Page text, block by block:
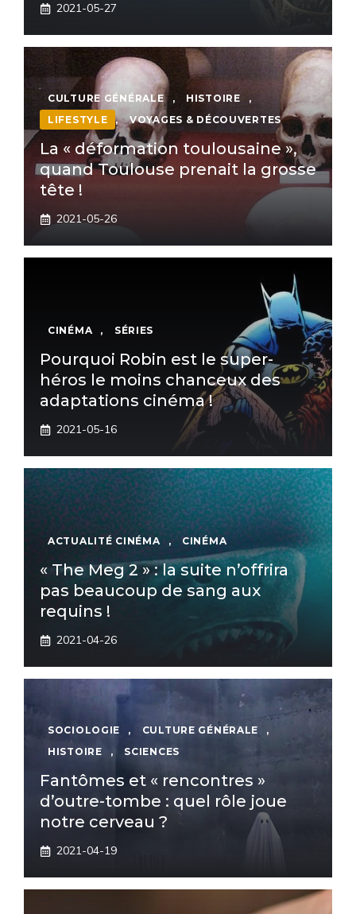
2021-05-27
CULTURE GÉNÉRALE , HISTOIRE
,
LIFESTYLE
, VOYAGES & DÉCOUVERTES
La « déformation toulousaine »,
quand Toulouse prenait la grosse
tête !
2021-05-26
CINÉMA , SÉRIES
Pourquoi Robin est le super-
héros le moins chanceux des
adaptations cinéma !
2021-05-16
ACTUALITÉ CINÉMA , CINÉMA
« The Meg 2 » : la suite n’offrira
pas beaucoup de sang aux
requins !
2021-04-26
SOCIOLOGIE , CULTURE GÉNÉRALE
,
HISTOIRE
, SCIENCES
Fantômes et « rencontres »
d’outre-tombe : quel rôle joue
notre cerveau ?
2021-04-19